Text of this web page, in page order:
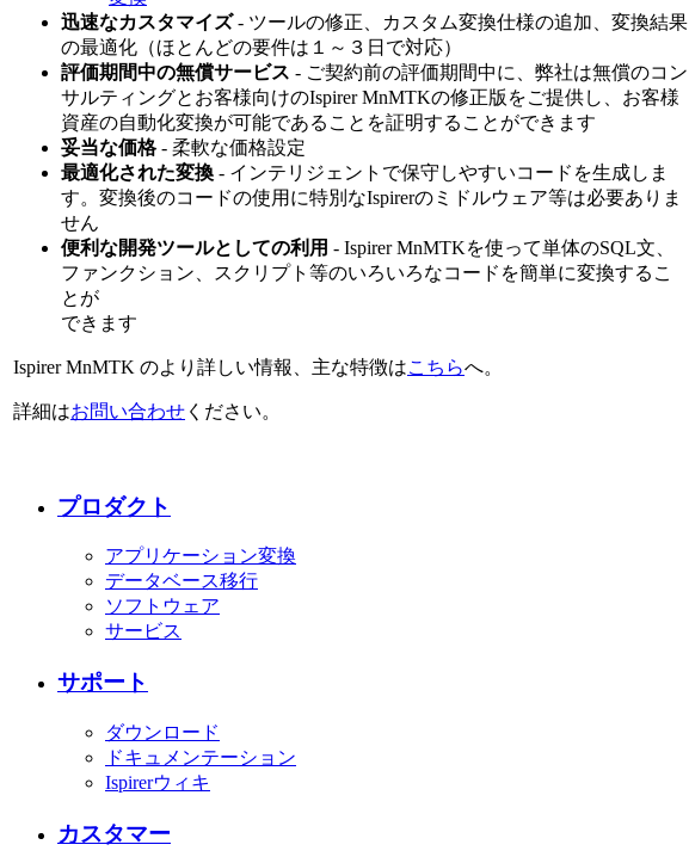
迅速なカスタマイズ- ツールの修正、カスタム変換仕様の追加、変換結果
の最適化（ほとんどの要件は１～３日で対応）
評価期間中の無償サービス - ご契約前の評価期間中に、弊社は無償のコン
サルティングとお客様向けのIspirer MnMTKの修正版をご提供し、お客様
資産の自動化変換が可能であることを証明することができます
妥当な価格- 柔軟な価格設定
最適化された変換 - インテリジェントで保守しやすいコードを生成しま
す。変換後のコードの使用に特別なIspirerのミドルウェア等は必要ありま
せん
便利な開発ツールとしての利用 - Ispirer MnMTKを使って単体のSQL文、
ファンクション、スクリプト等のいろいろなコードを簡単に変換するこ
とが
できます
Ispirer MnMTK のより詳しい情報、主な特徴はこちらへ。
詳細はお問い合わせ ください。
プロダクト
アプリケーション変換
データベース移行
ソフトウェア
サービス
サポート
ダウンロード
ドキュメンテーション
Ispirerウィキ
カスタマー